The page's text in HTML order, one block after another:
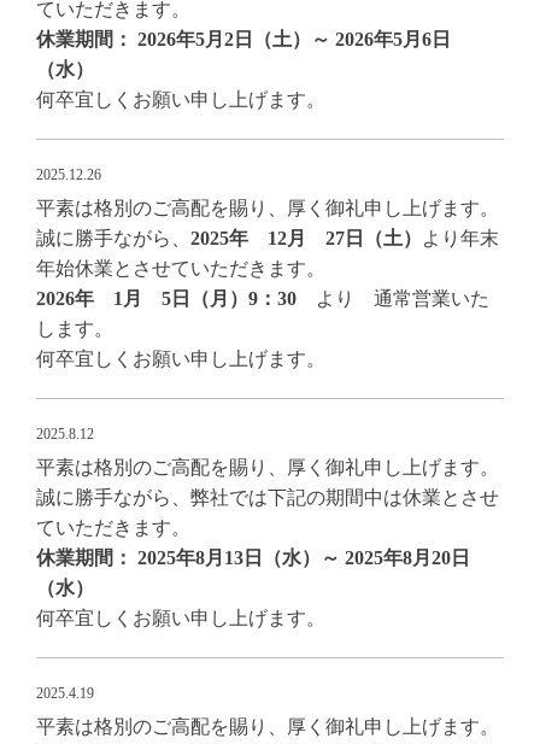
ていただきます。
休業期間： 2026年5月2日（土）～ 2026年5月6日
（水）
何卒宜しくお願い申し上げます。
2025.12.26
平素は格別のご高配を賜り、厚く御礼申し上げます。
誠に勝手ながら、 2025年 12月 27日（土）
より年末
年始休業とさせていただきます。
2026年 1月 5日（月）9：30
より 通常営業いた
します。
何卒宜しくお願い申し上げます。
2025.8.12
平素は格別のご高配を賜り、厚く御礼申し上げます。
誠に勝手ながら、弊社では下記の期間中は休業とさせ
ていただきます。
休業期間： 2025年8月13日（水）～ 2025年8月20日
（水）
何卒宜しくお願い申し上げます。
2025.4.19
平素は格別のご高配を賜り、厚く御礼申し上げます。